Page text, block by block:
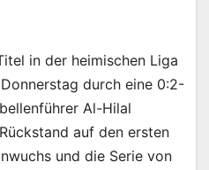
in der heimischen Liga
durch eine 0:2-
Al-Hilal
auf den ersten
und die Serie von